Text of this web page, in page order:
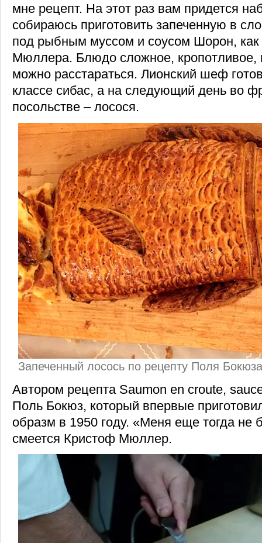
мне рецепт. На этот раз вам придется
собираюсь приготовить запеченную в
под рыбным муссом и соусом Шорон, как
Мюллера. Блюдо сложное, кропотливое,
можно расстараться. Лионский шеф
классе сибас, а на следующий день во
посольстве – лосося.
Запеченный лосось по рецепту Поля Бокюза
Автором рецепта Saumon en croute,
Поль Бокюз, который впервые
образм в 1950 году. «Меня еще тогда не
смеется Кристоф Мюллер.